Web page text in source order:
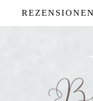
REZENSIONEN